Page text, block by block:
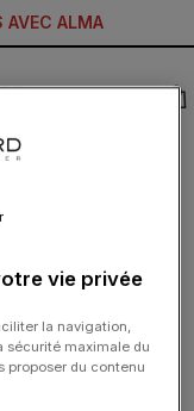
AVEC ALMA
vie privée
la navigation,
sécurité maximale du
proposer du contenu